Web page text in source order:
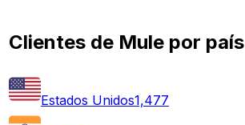
Clientes de Mule por país
Estados Unidos1,477